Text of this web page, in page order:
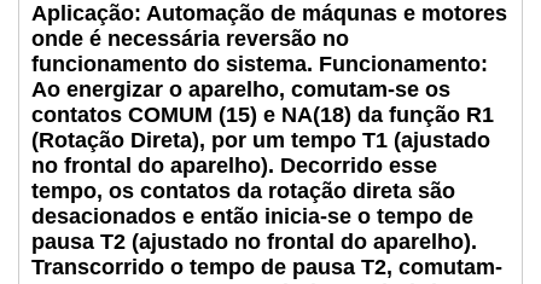
Aplicação: Automação de máqunas e motores
onde é necessária reversão no
funcionamento do sistema. Funcionamento:
Ao energizar o aparelho, comutam-se os
contatos COMUM (15) e NA(18) da função R1
(Rotação Direta), por um tempo T1 (ajustado
no frontal do aparelho). Decorrido esse
tempo, os contatos da rotação direta são
desacionados e então inicia-se o tempo de
pausa T2 (ajustado no frontal do aparelho).
Transcorrido o tempo de pausa T2, comutam-